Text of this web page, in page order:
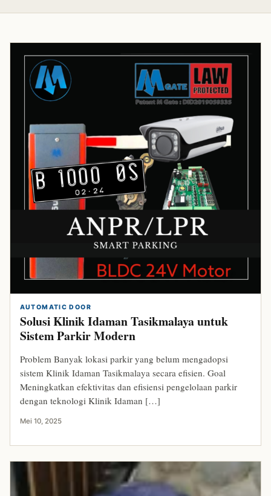
AUTOMATIC DOOR
Solusi Klinik Idaman Tasikmalaya untuk
Sistem Parkir Modern
Problem Banyak lokasi parkir yang belum mengadopsi
sistem Klinik Idaman Tasikmalaya secara efisien. Goal
Meningkatkan efektivitas dan efisiensi pengelolaan parkir
dengan teknologi Klinik Idaman […]
Mei 10, 2025